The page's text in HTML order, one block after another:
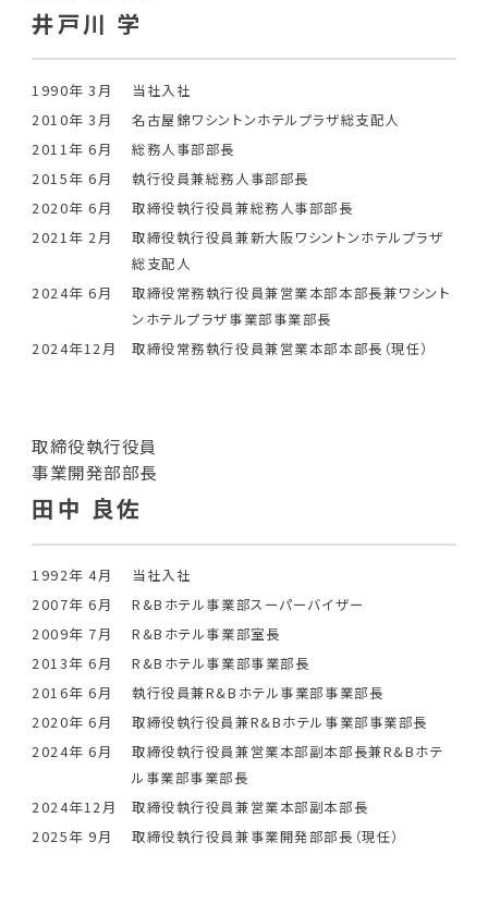
井戸川 学
1990年 3月
当社入社
2010年 3月
名古屋錦ワシントンホテルプラザ総支配人
2011年 6月
総務人事部部長
2015年 6月
執行役員兼総務人事部部長
2020年 6月
取締役執行役員兼総務人事部部長
2021年 2月
取締役執行役員兼新大阪ワシントンホテルプラザ
総支配人
2024年 6月
取締役常務執行役員兼営業本部本部長兼ワシント
ンホテルプラザ事業部事業部長
2024年12月
取締役常務執行役員兼営業本部本部長（現任）
取締役執行役員
事業開発部部長
田中 良佐
1992年 4月
当社入社
2007年 6月
R&Bホテル事業部スーパーバイザー
2009年 7月
R&Bホテル事業部室長
2013年 6月
R&Bホテル事業部事業部長
2016年 6月
執行役員兼R&Bホテル事業部事業部長
2020年 6月
取締役執行役員兼R&Bホテル事業部事業部長
2024年 6月
取締役執行役員兼営業本部副本部長兼R&Bホテ
ル事業部事業部長
2024年12月
取締役執行役員兼営業本部副本部長
2025年 9月
取締役執行役員兼事業開発部部長（現任）